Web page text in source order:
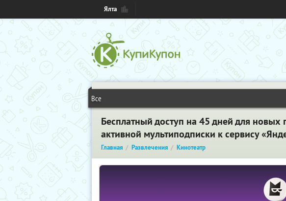
Ялта
Все
Бесплатный доступ на 45 дней для новых
активной мультиподписки к сервису
Главная Развлечения Кинотеатр